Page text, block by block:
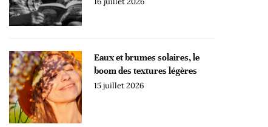
Eaux et brumes solaires, le
boom des textures légères
15 juillet 2026